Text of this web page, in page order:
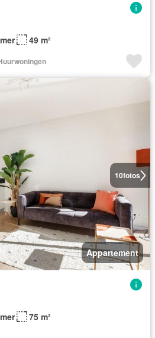
49 m²
10fotos
Appartement
75 m²